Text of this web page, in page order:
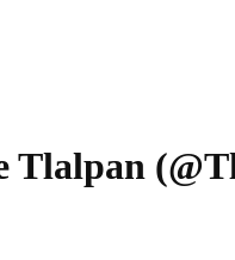
Tlalpan